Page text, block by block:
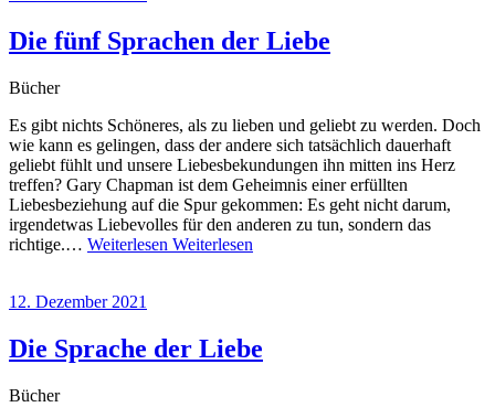
Die fünf Sprachen der Liebe
Bücher
Es gibt nichts Schöneres, als zu lieben und geliebt zu werden. Doch
wie kann es gelingen, dass der andere sich tatsächlich dauerhaft
geliebt fühlt und unsere Liebesbekundungen ihn mitten ins Herz
treffen? Gary Chapman ist dem Geheimnis einer erfüllten
Liebesbeziehung auf die Spur gekommen: Es geht nicht darum,
irgendetwas Liebevolles für den anderen zu tun, sondern das
richtige.… Weiterlesen Weiterlesen
12. Dezember 2021
Die Sprache der Liebe
Bücher